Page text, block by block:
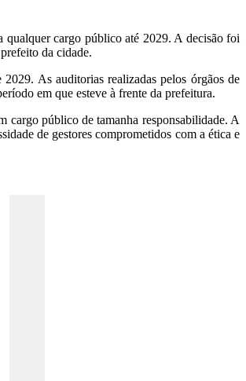
cargo público até 2029. A decisão foi
da cidade.
As auditorias realizadas pelos órgãos de
em que esteve à frente da prefeitura.
cargo público de tamanha responsabilidade. A
de gestores comprometidos com a ética e